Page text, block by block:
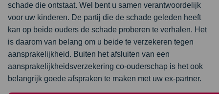
schade die ontstaat. Wel bent u samen verantwoordelijk
voor uw kinderen. De partij die de schade geleden heeft
kan op beide ouders de schade proberen te verhalen. Het
is daarom van belang om u beide te verzekeren tegen
aansprakelijkheid. Buiten het afsluiten van een
aansprakelijkheidsverzekering co-ouderschap is het ook
belangrijk goede afspraken te maken met uw ex-partner.